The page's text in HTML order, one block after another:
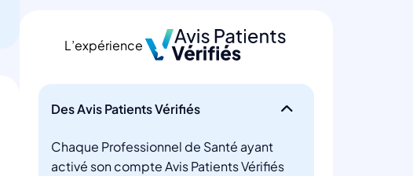
L’expérience
Des Avis Patients Vérifiés
Chaque Professionnel de Santé ayant
activé son compte Avis Patients Vérifiés